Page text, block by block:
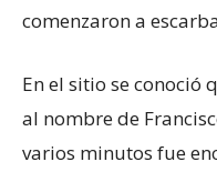
comenzaron a
En el sitio se conoció
al nombre de
varios minutos fue